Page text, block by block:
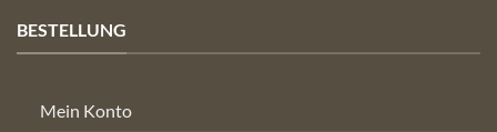
BESTELLUNG
Mein Konto